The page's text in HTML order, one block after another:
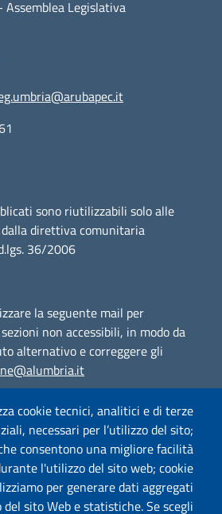
Assemblea Legislativa
sono riutilizzabili solo alle
direttiva comunitaria
36/2006
la seguente mail per
non accessibili, in modo da
alternativo e correggere gli
cookie tecnici, analitici e di terze
necessari per l’utilizzo del sito;
consentono una migliore facilità
l'utilizzo del sito web; cookie
per generare dati aggregati
sito Web e statistiche. Se scegli